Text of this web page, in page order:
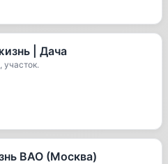
| Дача
участок.
ВАО (Москва)